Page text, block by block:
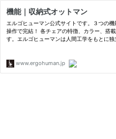
機能｜収納式オットマン
エルゴヒューマン公式サイトです。３つの機
操作で完結！ 各チェアの特徴、カラー、搭
す。エルゴヒューマンは人間工学をもとに
www.ergohuman.jp